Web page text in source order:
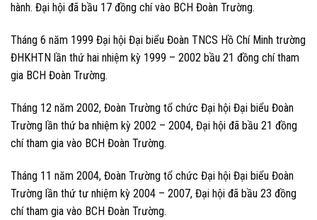
hành. Đại hội đã bầu 17 đồng chí vào BCH Đoàn Trường.
Tháng 6 năm 1999 Đại hội Đại biểu Đoàn TNCS Hồ Chí Minh trường
ĐHKHTN lần thứ hai nhiệm kỳ 1999 – 2002 bầu 21 đồng chí tham
gia BCH Đoàn Trường.
Tháng 12 năm 2002, Đoàn Trường tổ chức Đại hội Đại biểu Đoàn
Trường lần thứ ba nhiệm kỳ 2002 – 2004, Đại hội đã bầu 21 đồng
chí tham gia vào BCH Đoàn Trường.
Tháng 11 năm 2004, Đoàn Trường tổ chức Đại hội Đại biểu Đoàn
Trường lần thứ tư nhiệm kỳ 2004 – 2007, Đại hội đã bầu 23 đồng
chí tham gia vào BCH Đoàn Trường.